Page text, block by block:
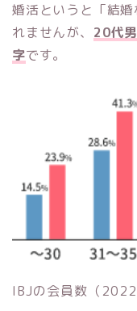
婚活というと「結
れませんが、 20代
字です。
IBJの会員数（